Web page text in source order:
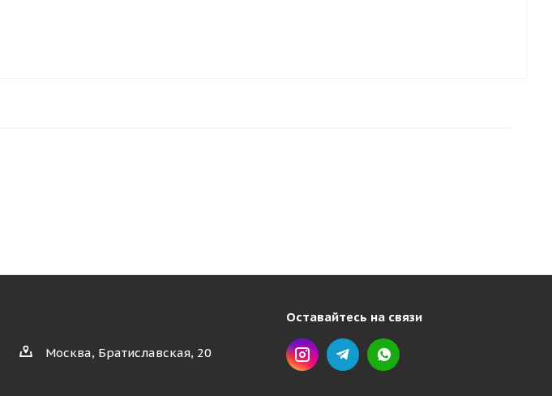
Москва, Братиславская, 20
Оставайтесь на связи